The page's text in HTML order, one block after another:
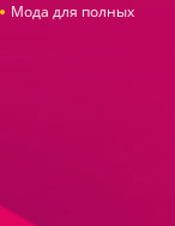
Мода для полных